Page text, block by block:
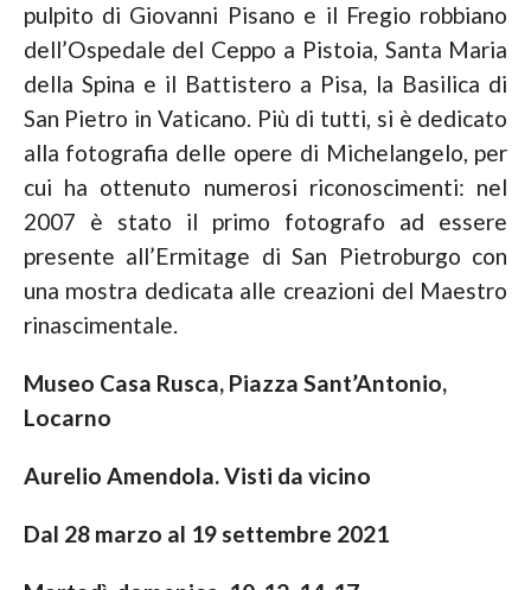
pulpito di Giovanni Pisano e il Fregio robbiano
dell’Ospedale del Ceppo a Pistoia, Santa Maria
della Spina e il Battistero a Pisa, la Basilica di
San Pietro in Vaticano. Più di tutti, si è dedicato
alla fotografia delle opere di Michelangelo, per
cui ha ottenuto numerosi riconoscimenti: nel
2007 è stato il primo fotografo ad essere
presente all’Ermitage di San Pietroburgo con
una mostra dedicata alle creazioni del Maestro
rinascimentale.
Museo Casa Rusca, Piazza Sant’Antonio,
Locarno
Aurelio Amendola. Visti da vicino
Dal 28 marzo al 19 settembre 2021